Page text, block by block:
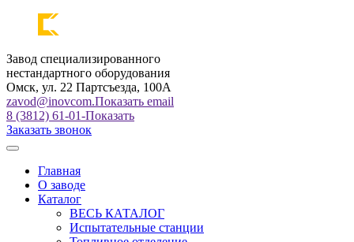
Завод специализированного
нестандартного оборудования
Омск, ул. 22 Партсъезда, 100А
zavod@inovcom.Показать email
8 (3812) 61-01-Показать
Заказать звонок
Главная
О заводе
Каталог
ВЕСЬ КАТАЛОГ
Испытательные станции